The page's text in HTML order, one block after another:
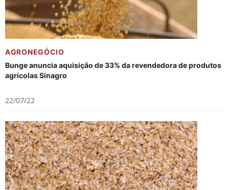
AGRONEGÓCIO
Bunge anuncia aquisição de 33% da revendedora de produtos
agrícolas Sinagro
22/07/22